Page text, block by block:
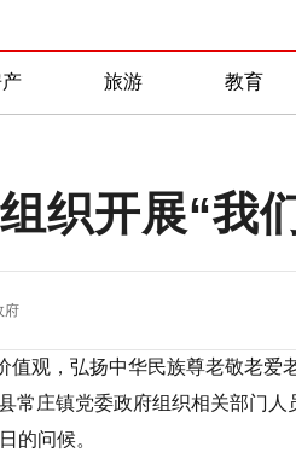
旅游 教育
织开展“
府
值观，弘扬中华民族尊老敬老爱
常庄镇党委政府组织相关部门
的问候。